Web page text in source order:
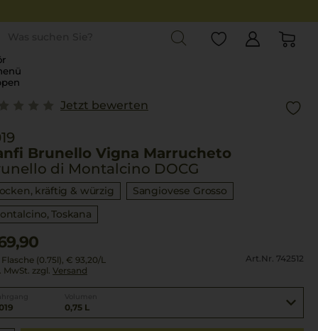
Jetzt bewerten
Brunello Vigna Marrucheto
di Montalcino DOCG
kräftig & würzig
Sangiovese Grosso
Toskana
(0.75l), € 93,20/L
MwSt. zzgl. Versand
Art.Nr. 742512
0,75 L